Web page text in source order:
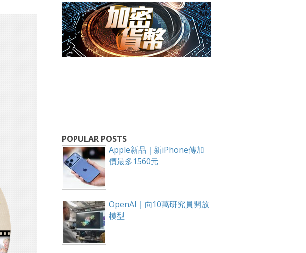
POPULAR POSTS
Apple新品｜新iPhone傳加
價最多1560元
OpenAI｜向10萬研究員開放
模型
包），直達郵箱！